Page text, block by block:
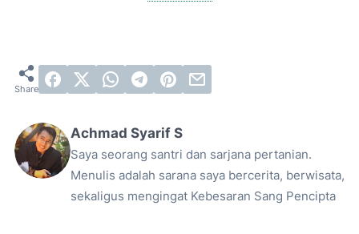
Achmad Syarif S
Saya seorang santri dan sarjana pertanian.
Menulis adalah sarana saya bercerita, berwisata,
sekaligus mengingat Kebesaran Sang Pencipta